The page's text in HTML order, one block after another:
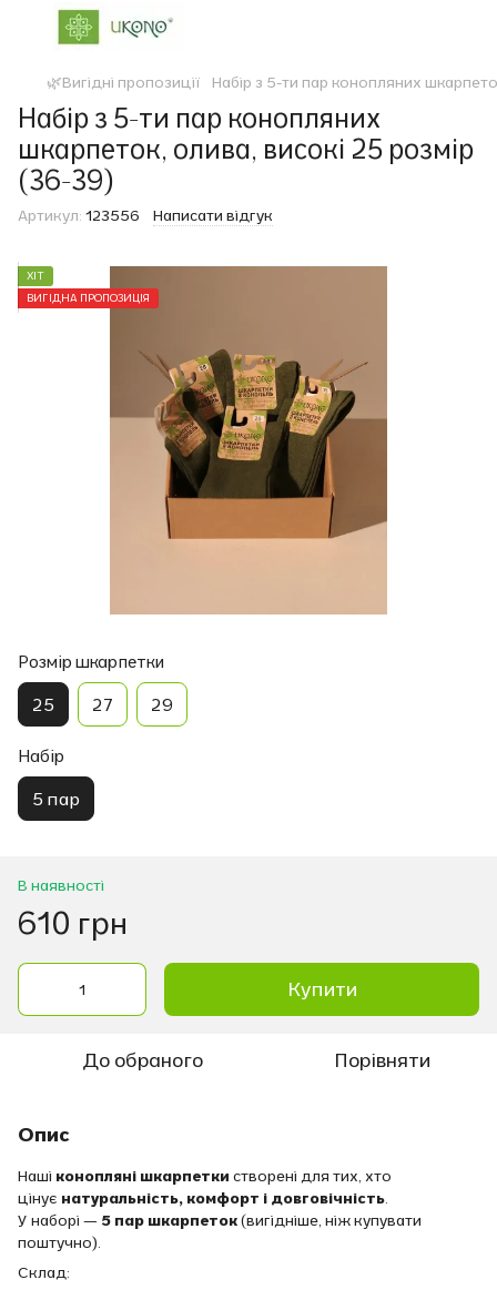
🌿Вигідні пропозиції Набір з 5-ти пар конопляних
Набір з 5-ти пар конопляних
шкарпеток, олива, високі 25 розмір
(36-39)
Артикул: 123556 Написати відгук
ХІТ
ВИГІДНА ПРОПОЗИЦІЯ
Розмір шкарпетки
25 27 29
Набір
5 пар
В наявності
610 грн
Купити
До обраного Порівняти
Опис
Наші конопляні шкарпетки створені для тих, хто
цінує натуральність, комфорт і довговічність
У наборі — 5 пар шкарпеток(вигідніше, ніж купувати
поштучно).
Склад: